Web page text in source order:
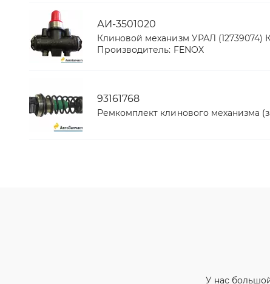
АИ-3501020
Клиновой механизм УРАЛ (12739074)
Производитель: FENOX
93161768
Ремкомплект клинового механизма
У нас